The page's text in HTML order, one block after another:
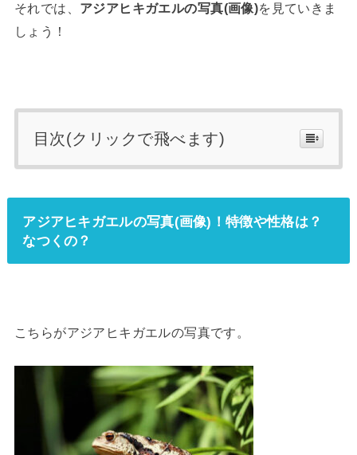
それでは、 アジアヒキガエルの写真(画像)を見ていきま
しょう！
目次(クリックで飛べます)
アジアヒキガエルの写真(画像)！特徴や性格は？
なつくの？
こちらがアジアヒキガエルの写真です。